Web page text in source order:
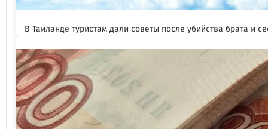
В Таиланде туристам дали советы после убийства брата и